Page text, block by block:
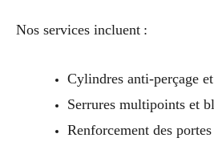
Nos services incluent :
Cylindres anti-perçage
Serrures multipoints et
Renforcement des